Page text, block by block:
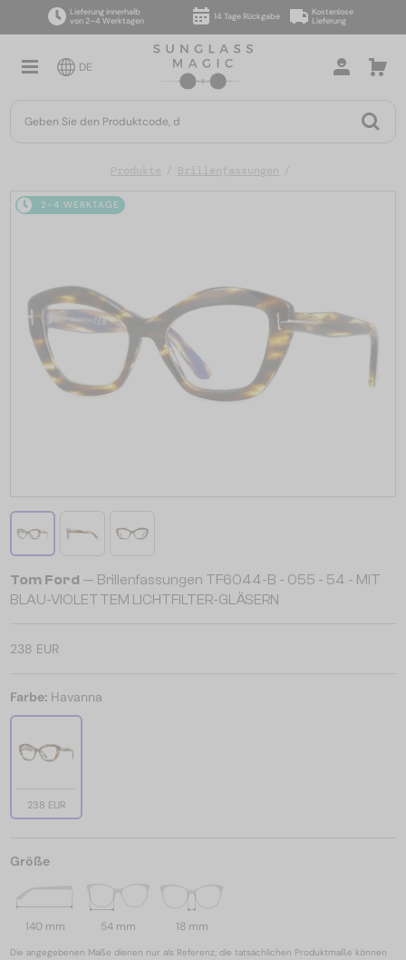
Lieferung innerhalb
von 2–4 Werktagen
14 Tage Rückgabe
Kostenlose
Lieferung
DE
Produkte Brillenfassungen
2-4 WERKTAGE
Tom Ford — Brillenfassungen TF6044-B - 055 - 54 - MIT
BLAU-VIOLETTEM LICHTFILTER-GLÄSERN
238 EUR
Farbe: Havanna
238 EUR
Größe
140 mm 54 mm 18 mm
Die angegebenen Maße dienen nur als Referenz; die tatsächlichen Produktmaße können